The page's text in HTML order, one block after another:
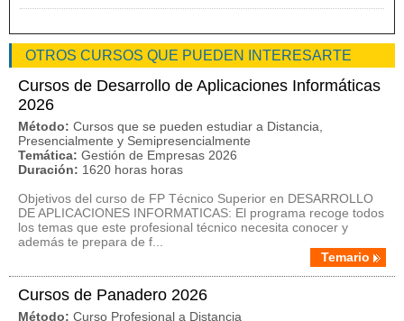
OTROS CURSOS QUE PUEDEN INTERESARTE
Cursos de Desarrollo de Aplicaciones Informáticas
2026
Método: Cursos que se pueden estudiar a Distancia,
Presencialmente y Semipresencialmente
Temática: Gestión de Empresas 2026
Duración: 1620 horas horas
Objetivos del curso de FP Técnico Superior en DESARROLLO
DE APLICACIONES INFORMATICAS: El programa recoge todos
los temas que este profesional técnico necesita conocer y
además te prepara de f...
Temario
Cursos de Panadero 2026
Método: Curso Profesional a Distancia